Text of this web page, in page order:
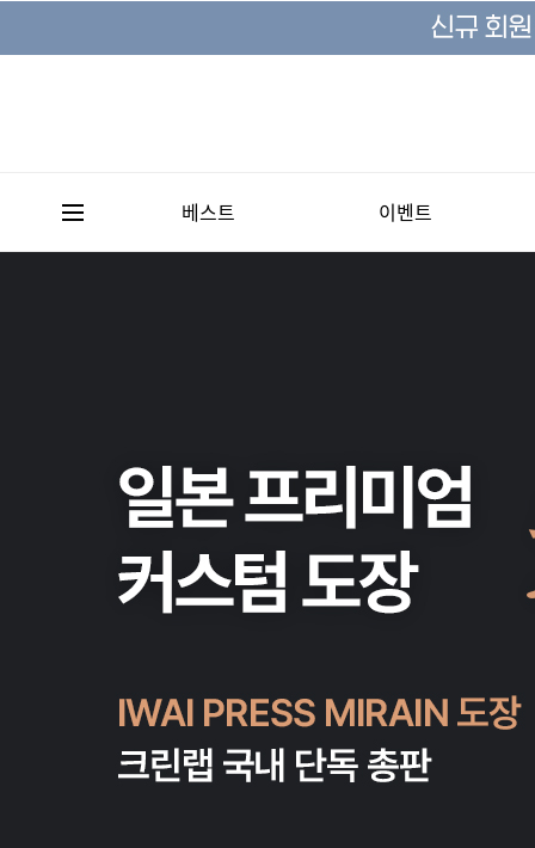
베스트 이벤트